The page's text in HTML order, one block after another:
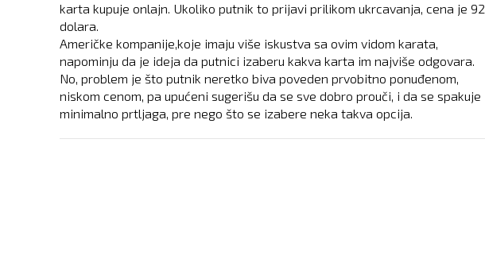
karta kupuje onlajn. Ukoliko putnik to prijavi prilikom ukrcavanja, cena je 92
dolara.
Američke kompanije,koje imaju više iskustva sa ovim vidom karata,
napominju da je ideja da putnici izaberu kakva karta im najviše odgovara.
No, problem je što putnik neretko biva poveden prvobitno ponuđenom,
niskom cenom, pa upućeni sugerišu da se sve dobro prouči, i da se spakuje
minimalno prtljaga, pre nego što se izabere neka takva opcija.